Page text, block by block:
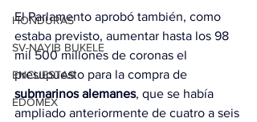
HONDURAS
SV-NAYIB BUKELE
ENCUESTAS
EDOMEX
El Parlamento aprobó también, como
estaba previsto, aumentar hasta los 98
mil 500 millones de coronas el
presupuesto para la compra de
submarinos alemanes, que se había
ampliado anteriormente de cuatro a seis